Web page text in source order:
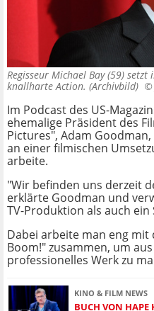
Regisseur Michael Bay (59)
knallharte Action. (Archivbild) ©
Im Podcast des US-
ehemalige Präsident des
Pictures", Adam
an einer filmischen
arbeite.
"Wir befinden uns derzeit
erklärte Goodman und
TV-Produktion als auch
Dabei arbeite man eng mit
Boom!" zusammen, um
professionelles Werk zu
KINO & FILM NEWS
BUCH VON HAPE